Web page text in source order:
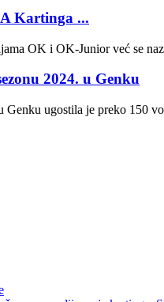
Kartinga ...
OK i OK-Junior već se
2024. u Genku
Genku ugostila je preko 150